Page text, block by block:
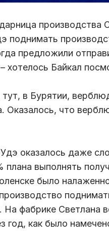
производства
поднимать
предложили
хотелось Байкал
в Бурятии,
Оказалось, что
оказалось даже
плана выполнять
было
На фабрике Светлана
год, как было